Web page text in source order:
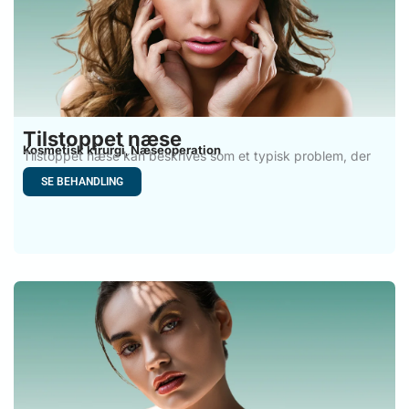
Tilstoppet næse
Kosmetisk kirurgi,Næseoperation
Tilstoppet næse kan beskrives som et typisk problem, der
skyldes
SE BEHANDLING